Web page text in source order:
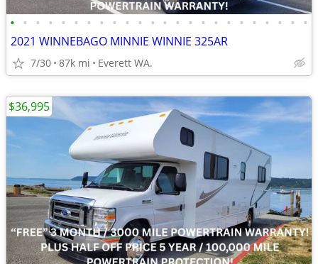
• • • • • • • • • • • • • • • • • • • • • • • •
2021 WINNEBAGO MINNIE WINNIE 325AR
7/30 87k mi Everett WA.
$36,995